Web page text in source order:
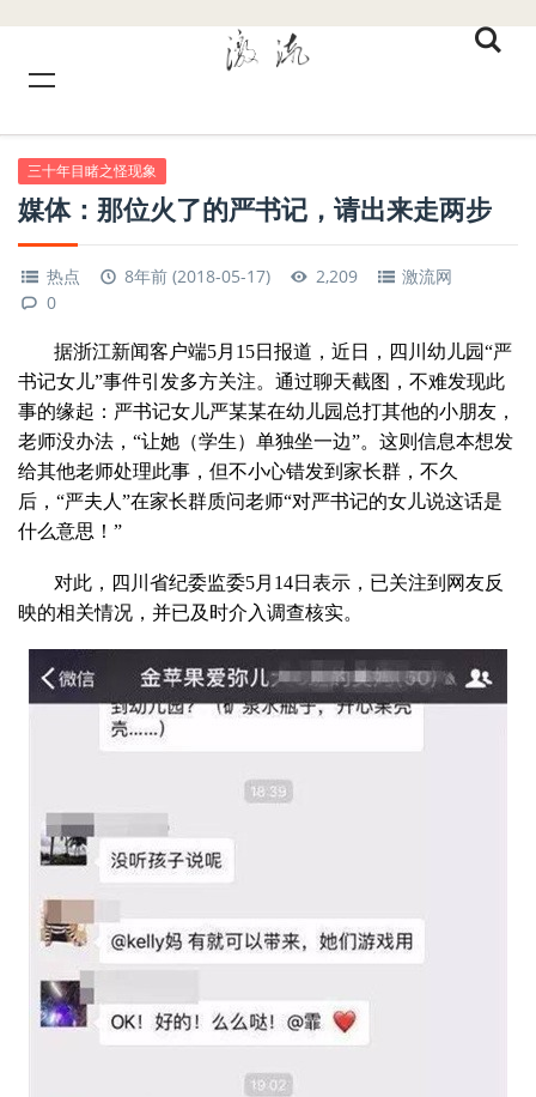
三十年目睹之怪现象
媒体：那位火了的严书记，请出来走两步
热点 8年前 (2018-05-17) 2,209
激流网
0
据浙江新闻客户端5月15日报道，近日，四川幼儿园“严
书记女儿”事件引发多方关注。通过聊天截图，不难发现此
事的缘起：严书记女儿严某某在幼儿园总打其他的小朋友，
老师没办法，“让她（学生）单独坐一边”。这则信息本想发
给其他老师处理此事，但不小心错发到家长群，不久
后，“严夫人”在家长群质问老师“对严书记的女儿说这话是
什么意思！”
对此，四川省纪委监委5月14日表示，已关注到网友反
映的相关情况，并已及时介入调查核实。